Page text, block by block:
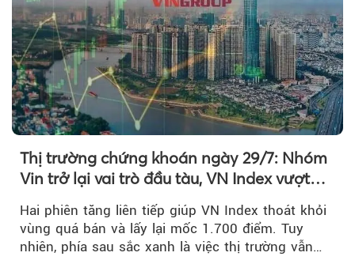
Thị trường chứng khoán ngày 29/7: Nhóm
Vin trở lại vai trò đầu tàu, VN Index vượt
Hai phiên tăng liên tiếp giúp VN Index thoát khỏi
vùng quá bán và lấy lại mốc 1.700 điểm. Tuy
nhiên, phía sau sắc xanh là việc thị trường vẫn